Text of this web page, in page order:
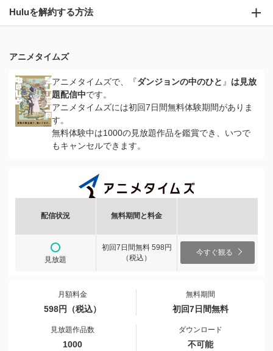
Huluを解約する方法
アニメタイムズ
アニメタイムズで、『ダンジョンの中のひと 』 は見放
題配信中です。
アニメタイムズには初回7日間無料体験期間がありま
す。
無料体験中は1000の見放題作品を鑑賞でき、いつで
もキャンセルできます。
配信状況 無料期間と料金
見放題
初回7日間無料 598円
（税込）
今すぐ観る
月額料金
598円（税込）
無料期間
初回7日間無料
見放題作品数
1000
ダウンロード
不可能